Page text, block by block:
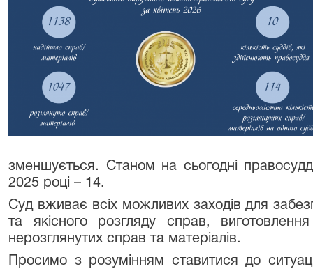
зменшується. Станом на сьогодні
2025 році – 14.
Суд вживає всіх можливих заходів для
та якісного розгляду справ,
нерозглянутих справ та матеріалів.
Просимо з розумінням ставитися до